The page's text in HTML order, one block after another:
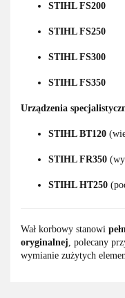
STIHL FS200
STIHL FS250
STIHL FS300
STIHL FS350
Urządzenia
STIHL BT120
STIHL FR350
STIHL HT250
Wał korbowy stanowi
oryginalnej, polecany
wymianie zużytych